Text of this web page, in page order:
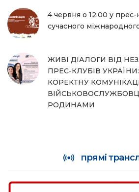
4 червня о 12.00 у прес-
сучасного
ЖИВІ ДІАЛОГИ ВІД
ПРЕС-КЛУБІВ
КОРЕКТНУ
РОДИНАМИ
прямі